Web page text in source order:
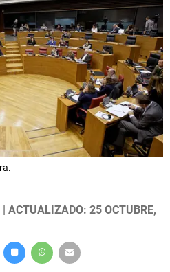
| ACTUALIZADO: 25 OCTUBRE,